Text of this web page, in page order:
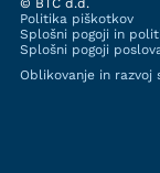
© BTC d.d.
Politika piškotkov
Splošni pogoji in
Splošni pogoji
Oblikovanje in razvoj